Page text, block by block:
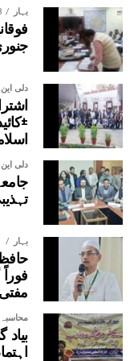
ہوگا اور ہائی اسکول
پاک ہو کر دوبارہ
تنظیم نے اس عزم کا
حقوق اور عوامی مفاد
جمہوری اور پرامن
گی۔
بہار ago
دلی
دلی
بہار
محاسبہ